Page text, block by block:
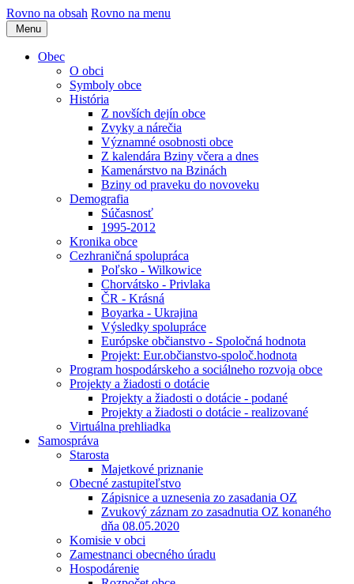
Rovno na obsah Rovno na menu
Menu
Obec
O obci
Symboly obce
História
Z novších dejín obce
Zvyky a nárečia
Významné osobnosti obce
Z kalendára Bziny včera a dnes
Kamenárstvo na Bzinách
Bziny od praveku do novoveku
Demografia
Súčasnosť
1995-2012
Kronika obce
Cezhraničná spolupráca
Poľsko - Wilkowice
Chorvátsko - Privlaka
ČR - Krásná
Boyarka - Ukrajina
Výsledky spolupráce
Európske občianstvo - Spoločná hodnota
Projekt: Eur.občianstvo-spoloč.hodnota
Program hospodárskeho a sociálneho rozvoja obce
Projekty a žiadosti o dotácie
Projekty a žiadosti o dotácie - podané
Projekty a žiadosti o dotácie - realizované
Virtuálna prehliadka
Samospráva
Starosta
Majetkové priznanie
Obecné zastupiteľstvo
Zápisnice a uznesenia zo zasadania OZ
Zvukový záznam zo zasadnutia OZ konaného
dňa 08.05.2020
Komisie v obci
Zamestnanci obecného úradu
Hospodárenie